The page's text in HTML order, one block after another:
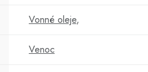
Vonné oleje,
Venoc